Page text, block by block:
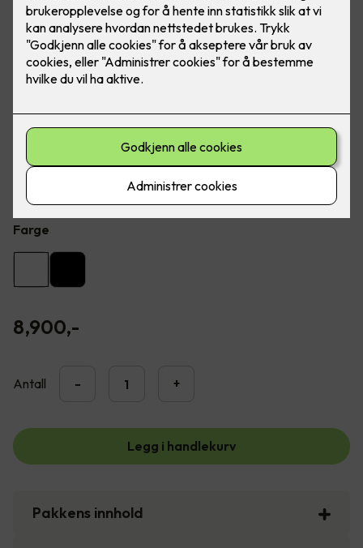
10 stk hvite LED downlights
rehab inkl. LED dimmer
Ferdig montert - Junistar ECO 2700 m/ LED
Flott LED downlight med 42 graders spredning og 30
graders vipp i to retninger til innendørs bruke, inkl. LED
dimmer. Inkludert montering.
Farge
8,900,-
Antall - +
Legg i handlekurv
Pakkens innhold